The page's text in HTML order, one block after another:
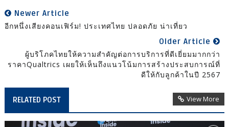
Newer Article
อีกหนึ่งเสียงคอนเฟิร์ม! ประเทศไทย ปลอดภัย น่าเที่ยว
Older Article
ผู้บริโภคไทยให้ความสำคัญต่อการบริการที่ดีเยี่ยมมากกว่า
ราคาQualtrics เผยให้เห็นถึงแนวโน้มการสร้างประสบการณ์ที่
ดีให้กับลูกค้าในปี 2567
RELATED POST View More